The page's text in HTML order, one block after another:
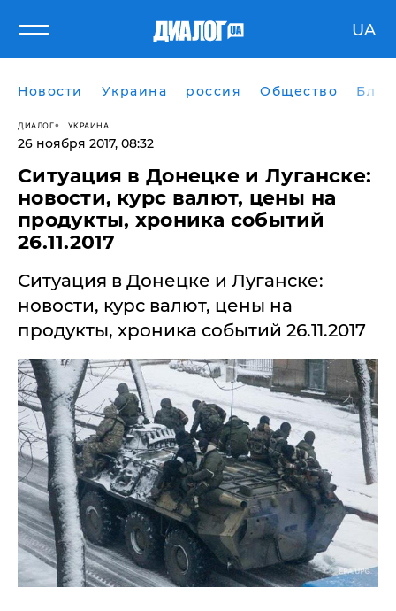
UA
Новости Украина россия Общество
ДИАЛОГ УКРАИНА
26 ноября 2017, 08:32
Ситуация в Донецке и Луганске:
новости, курс валют, цены на
продукты, хроника событий
26.11.2017
Ситуация в Донецке и Луганске:
новости, курс валют, цены на
продукты, хроника событий 26.11.2017